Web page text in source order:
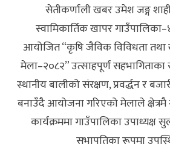
सेतीकर्णाली खबर उमेश जङ्ग
स्वामिकार्तिक खापर
आयोजित “कृषि जैविक विविधता तथा
मेला–२०८२” उत्साहपूर्ण
स्थानीय बालीको संरक्षण, प्रवर्द्धन र
बनाउँदै आयोजना गरिएको मेलाले
कार्यक्रममा गाउँपालिका उपाध्यक्ष
सभापतिका रूपमा